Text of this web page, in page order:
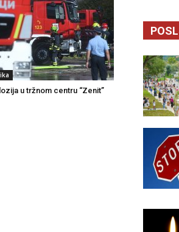
u tržnom centru “Zenit”